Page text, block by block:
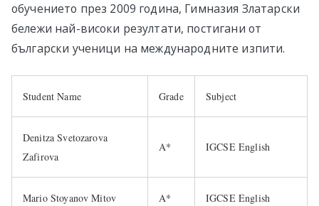
обучението през 2009 година, Гимназия Златарски
бележи най-високи резултати, постигани от
български ученици на международните изпити.
Student Name Grade Subject
Denitza Svetozarova
Zafirova
A* IGCSE English
Mario Stoyanov Mitov A* IGCSE English